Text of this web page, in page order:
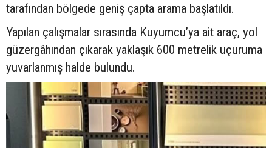
tarafından bölgede geniş çapta arama başlatıldı.
Yapılan çalışmalar sırasında Kuyumcu’ya ait araç, yol
güzergâhından çıkarak yaklaşık 600 metrelik uçuruma
yuvarlanmış halde bulundu.